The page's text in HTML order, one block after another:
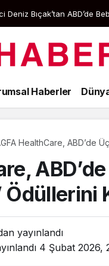
Deniz Bıçak’tan ABD’de
Haberler
HealthCare, ABD’de
yayınlandı
4 Şubat 2026,